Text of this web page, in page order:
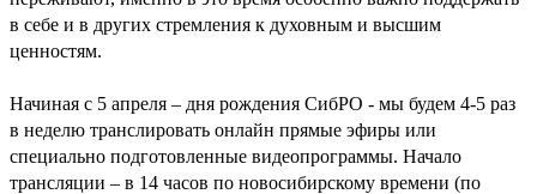
в себе и в других стремления к духовным и высшим
ценностям.
Начиная с 5 апреля – дня рождения СибРО - мы будем 4-5 раз
в неделю транслировать онлайн прямые эфиры или
специально подготовленные видеопрограммы. Начало
трансляции – в 14 часов по новосибирскому времени (по